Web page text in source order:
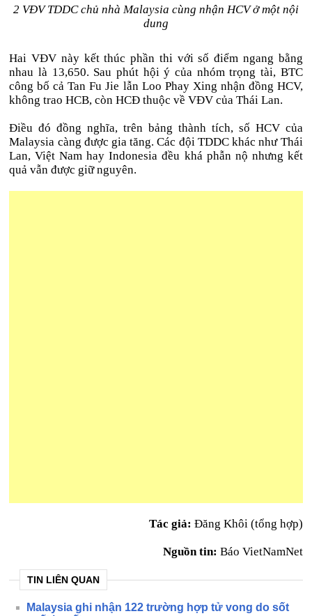
2 VĐV TDDC chủ nhà Malaysia cùng nhận HCV ở một nội
dung
Hai VĐV này kết thúc phần thi với số điểm ngang bằng
nhau là 13,650. Sau phút hội ý của nhóm trọng tài, BTC
công bố cả Tan Fu Jie lẫn Loo Phay Xing nhận đồng HCV,
không trao HCB, còn HCĐ thuộc về VĐV của Thái Lan.
Điều đó đồng nghĩa, trên bảng thành tích, số HCV của
Malaysia càng được gia tăng. Các đội TDDC khác như Thái
Lan, Việt Nam hay Indonesia đều khá phẫn nộ nhưng kết
quả vẫn được giữ nguyên.
Tác giả: Đăng Khôi (tổng hợp)
Nguồn tin: Báo VietNamNet
TIN LIÊN QUAN
Malaysia ghi nhận 122 trường hợp tử vong do sốt